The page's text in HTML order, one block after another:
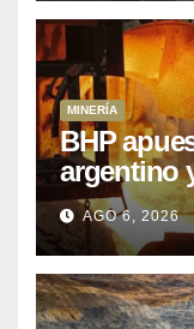
MINERÍA
BHP
argentino
Kobrea
AGO 6, 2026